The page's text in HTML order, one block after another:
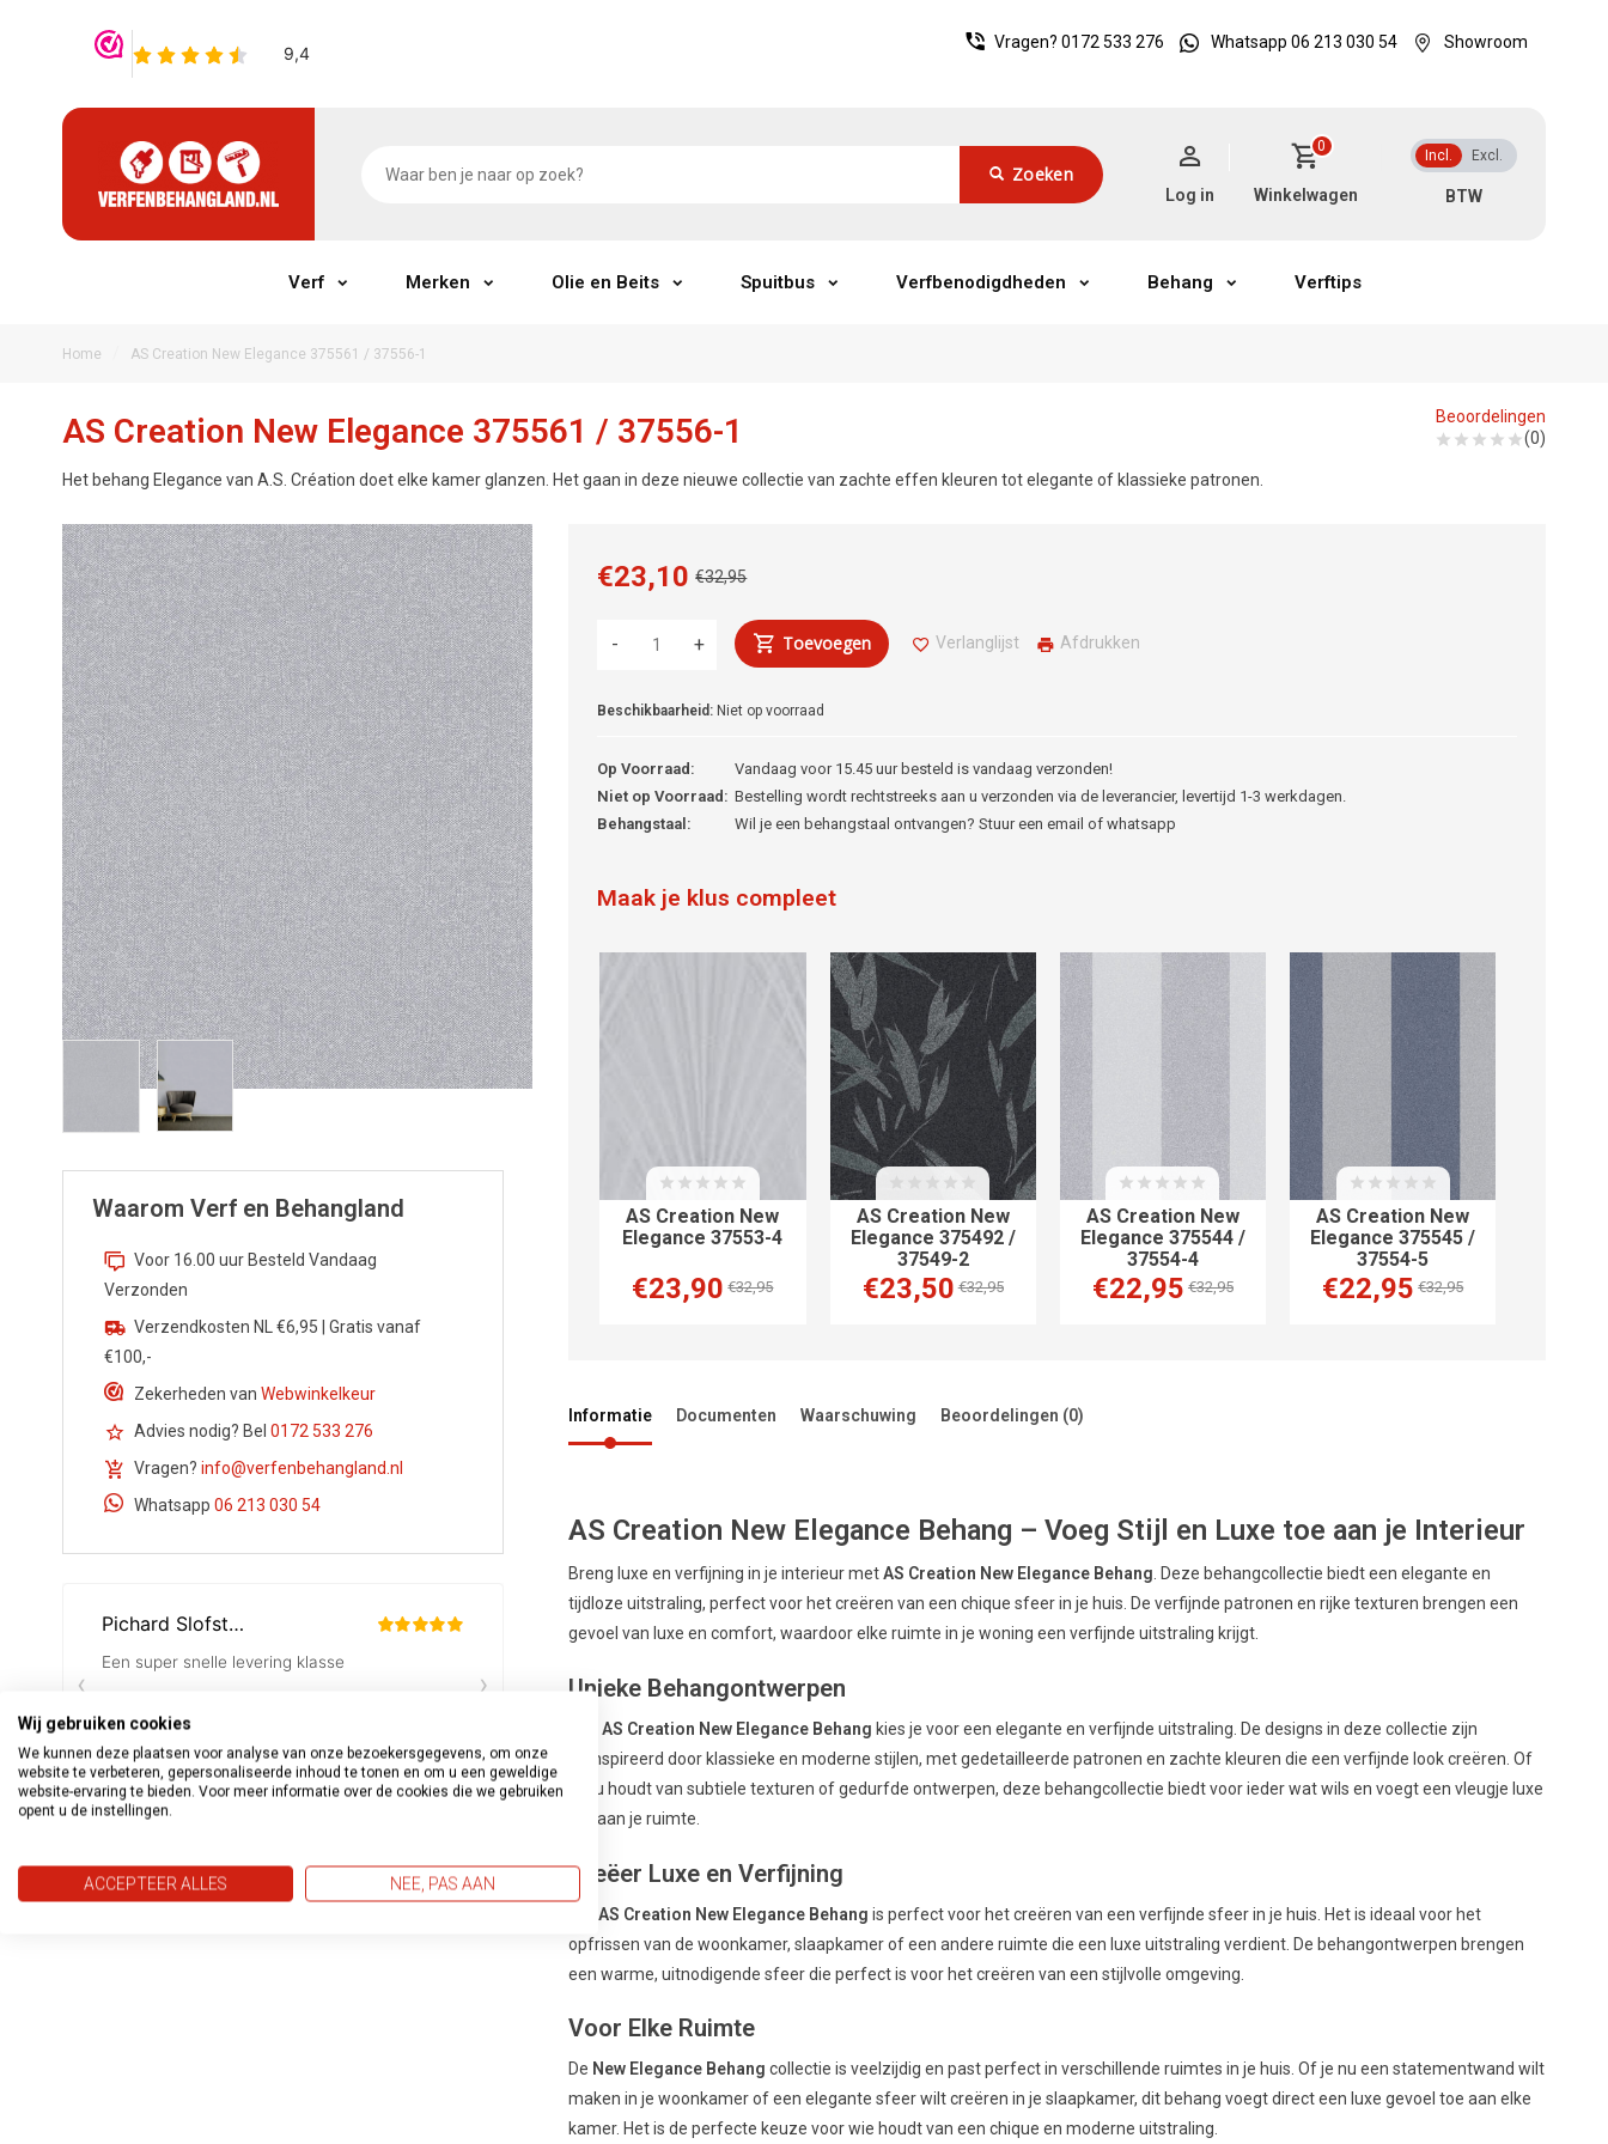
Vragen? 0172 533 276 Whatsapp 06 213 030 54 Showroom
Zoeken
Incl. Excl.
0
Winkelwagen
Log in
Verf Merken Olie en Beits Spuitbus Verfbenodigdheden Behang Verftips
Home AS Creation New Elegance 375561 / 37556-1
AS Creation New Elegance 375561 / 37556-1
Het behang Elegance van A.S. Création doet elke kamer glanzen. Het gaan in deze nieuwe collectie van zachte effen kleuren tot elegante of klassieke patronen.
Beoordelingen
(0)
Waarom Verf en Behangland
Voor 16.00 uur Besteld Vandaag
Verzonden
Verzendkosten NL €6,95 | Gratis vanaf
€100,-
Zekerheden van Webwinkelkeur
Advies nodig? Bel 0172 533 276
Vragen? info@verfenbehangland.nl
Whatsapp 06 213 030 54
€32,95
€23,10
+
- Toevoegen Verlanglijst Afdrukken
Beschikbaarheid: Niet op voorraad
Op Voorraad:
Vandaag voor 15.45 uur besteld is vandaag verzonden!
Niet op Voorraad: Bestelling wordt rechtstreeks aan u verzonden via de leverancier, levertijd 1-3 werkdagen.
Behangstaal:
Wil je een behangstaal ontvangen? Stuur een email of whatsapp
Maak je klus compleet
AS Creation New
Elegance 37553-4
€23,90 €32,95
AS Creation New
Elegance 375492 /
37549-2
€23,50 €32,95
AS Creation New
Elegance 375544 /
37554-4
€22,95 €32,95
AS Creation New
Elegance 375545 /
37554-5
€22,95 €32,95
Informatie Documenten Waarschuwing Beoordelingen (0)
AS Creation New Elegance Behang – Voeg Stijl en Luxe toe aan je Interieur
Breng luxe en verfijning in je interieur metAS Creation New Elegance Behang. Deze behangcollectie biedt een elegante en
tijdloze uitstraling, perfect voor het creëren van een chique sfeer in je huis. De verfijnde patronen en rijke texturen brengen een
gevoel van luxe en comfort, waardoor elke ruimte in je woning een verfijnde uitstraling krijgt.
Unieke Behangontwerpen
MetAS Creation New Elegance Behang kies je voor een elegante en verfijnde uitstraling. De designs in deze collectie zijn
geïnspireerd door klassieke en moderne stijlen, met gedetailleerde patronen en zachte kleuren die een verfijnde look creëren. Of
je nu houdt van subtiele texturen of gedurfde ontwerpen, deze behangcollectie biedt voor ieder wat wils en voegt een vleugje luxe
toe aan je ruimte.
Creëer Luxe en Verfijning
HetAS Creation New Elegance Behang is perfect voor het creëren van een verfijnde sfeer in je huis. Het is ideaal voor het
opfrissen van de woonkamer, slaapkamer of een andere ruimte die een luxe uitstraling verdient. De behangontwerpen brengen
een warme, uitnodigende sfeer die perfect is voor het creëren van een stijlvolle omgeving.
Voor Elke Ruimte
De New Elegance Behang collectie is veelzijdig en past perfect in verschillende ruimtes in je huis. Of je nu een statementwand wilt
maken in je woonkamer of een elegante sfeer wilt creëren in je slaapkamer, dit behang voegt direct een luxe gevoel toe aan elke
kamer. Het is de perfecte keuze voor wie houdt van een chique en moderne uitstraling.
Wij gebruiken cookies
We kunnen deze plaatsen voor analyse van onze bezoekersgegevens, om onze
website te verbeteren, gepersonaliseerde inhoud te tonen en om u een geweldige
website-ervaring te bieden. Voor meer informatie over de cookies die we gebruiken
opent u de instellingen.
ACCEPTEER ALLES NEE, PAS AAN